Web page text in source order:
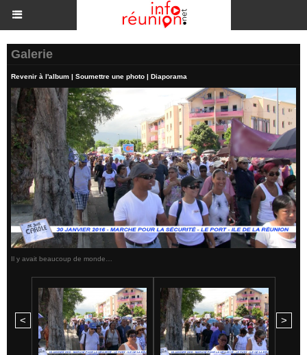
Galerie
Revenir à l'album | Soumettre une photo | Diaporama
Il y avait beaucoup de monde…
< >